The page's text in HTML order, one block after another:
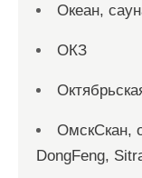
Океан,
ОКЗ
ОмскСкан,
DongFeng,